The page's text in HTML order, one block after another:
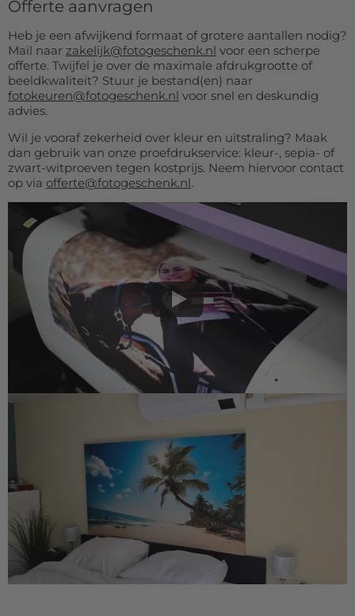
Offerte aanvragen
Heb je een afwijkend formaat of grotere aantallen nodig?
Mail naar zakelijk@fotogeschenk.nl voor een scherpe
offerte. Twijfel je over de maximale afdrukgrootte of
beeldkwaliteit? Stuur je bestand(en) naar
fotokeuren@fotogeschenk.nl voor snel en deskundig
advies.
Wil je vooraf zekerheid over kleur en uitstraling? Maak
dan gebruik van onze proefdrukservice: kleur-, sepia- of
zwart-witproeven tegen kostprijs. Neem hiervoor contact
op via offerte@fotogeschenk.nl.